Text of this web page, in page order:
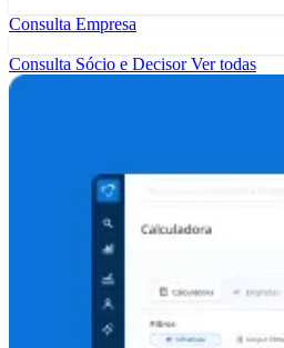
Consulta Empresa
Consulta Sócio e DecisorVer todas